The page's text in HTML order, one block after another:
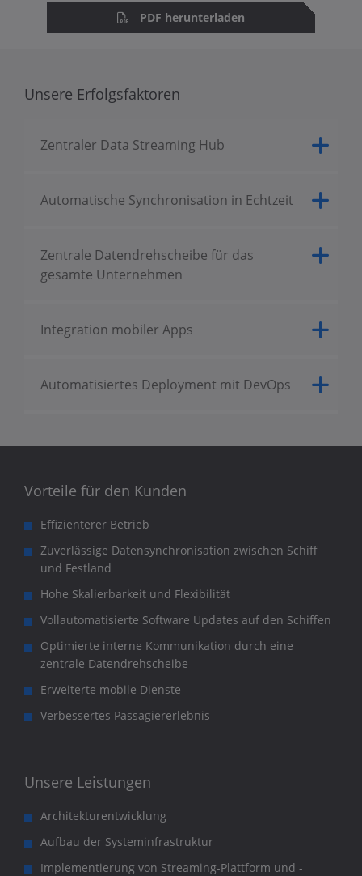
PDF herunterladen
Unsere Erfolgsfaktoren
Zentraler Data Streaming Hub
Automatische Synchronisation in Echtzeit
Zentrale Datendrehscheibe für das
gesamte Unternehmen
Integration mobiler Apps
Automatisiertes Deployment mit DevOps
Vorteile für den Kunden
Effizienterer Betrieb
Zuverlässige Datensynchronisation zwischen Schiff
und Festland
Hohe Skalierbarkeit und Flexibilität
Vollautomatisierte Software Updates auf den Schiffen
Optimierte interne Kommunikation durch eine
zentrale Datendrehscheibe
Erweiterte mobile Dienste
Verbessertes Passagiererlebnis
Unsere Leistungen
Architekturentwicklung
Aufbau der Systeminfrastruktur
Implementierung von Streaming-Plattform und -